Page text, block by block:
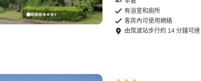
有浴室和廁所
客房內可使用網絡
由筑波站步行約 14 分鐘可達